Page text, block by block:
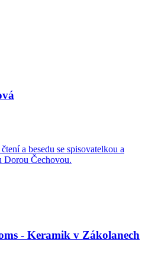
a besedu se spisovatelkou a
Dorou Čechovou.
- Keramik v Zákolanech